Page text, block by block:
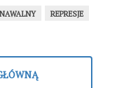
NAWALNY
REPRESJE